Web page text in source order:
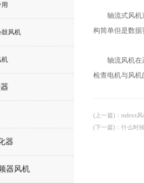
鼓风机
机
器
器风机
轴流式风机通
构简单但是数据
轴流风机在运
检查电机与风机
(上一篇) ： mdexx
(下一篇) ： 什么时